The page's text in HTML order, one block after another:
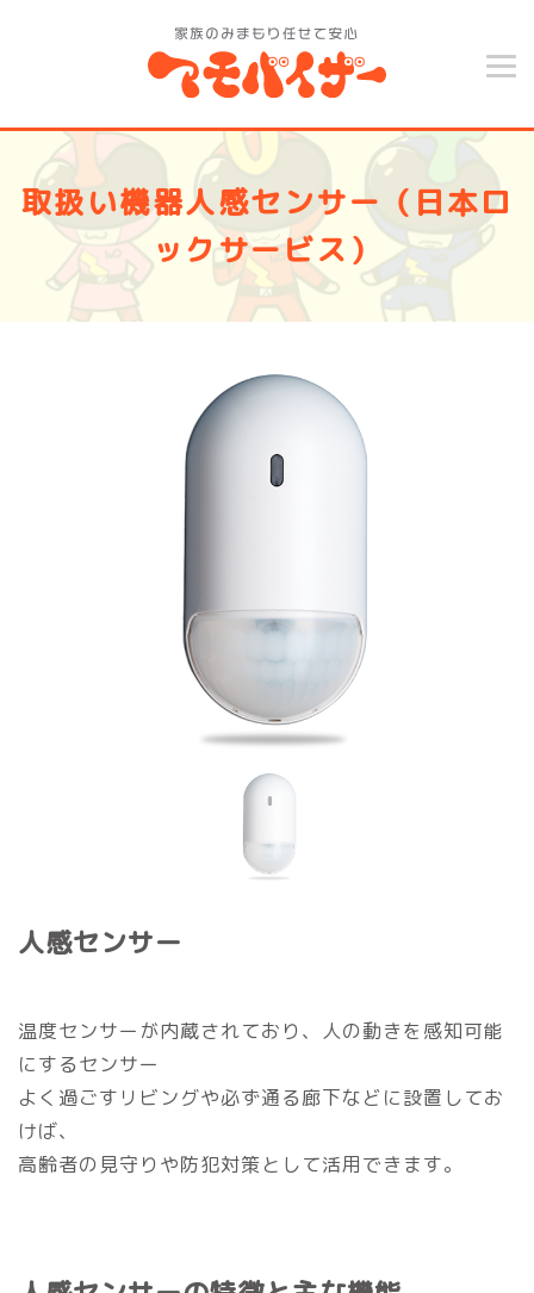
取扱い機器人感センサー（日本ロ
ックサービス）
人感センサー
温度センサーが内蔵されており、人の動きを感知可能
にするセンサー
よく過ごすリビングや必ず通る廊下などに設置してお
けば、
高齢者の見守りや防犯対策として活用できます。